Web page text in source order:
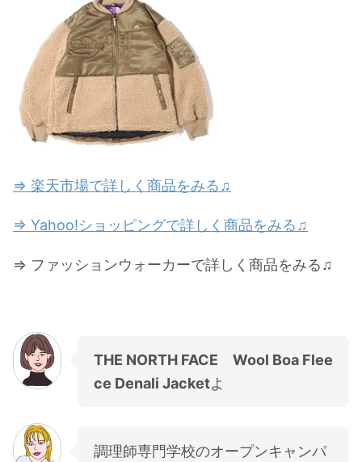
⇒ 楽天市場で詳しく商品をみる♫
⇒ Yahoo!ショッピングで詳しく商品をみる♫
⇒ ファッションウォーカーで詳しく商品をみる♫
THE NORTH FACE Wool Boa Flee
ce Denali Jacketよ
調理師専門学校のオープンキャンパ